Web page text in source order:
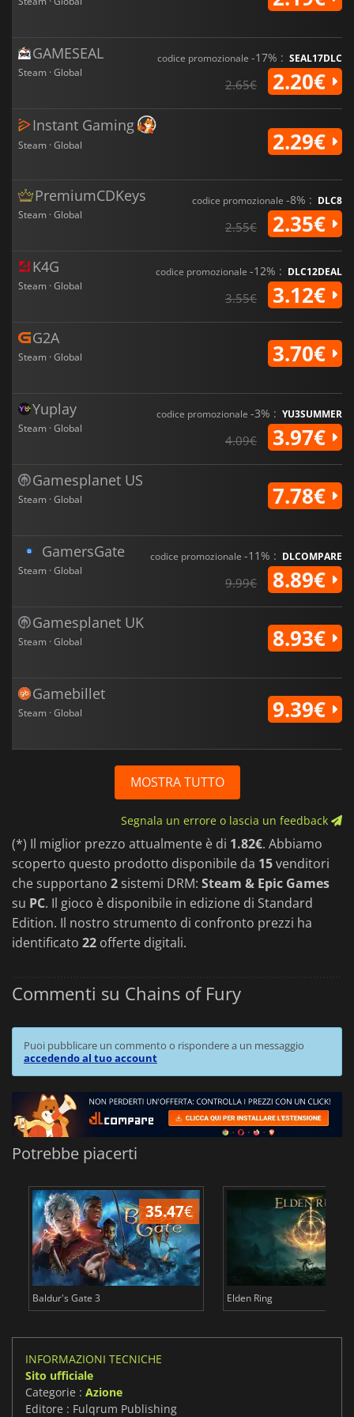
GAMESEAL
Steam · Global
codice promozionale -17% : SEAL17DLC
2.65€ 2.20€
Instant Gaming
Steam · Global 2.29€
PremiumCDKeys
Steam · Global
codice promozionale -8% : DLC8
2.55€ 2.35€
K4G
Steam · Global
codice promozionale -12% : DLC12DEAL
3.55€ 3.12€
G2A
Steam · Global 3.70€
Yuplay
Steam · Global
codice promozionale -3% : YU3SUMMER
4.09€ 3.97€
Gamesplanet US
Steam · Global 7.78€
GamersGate
Steam · Global
codice promozionale -11% : DLCOMPARE
9.99€ 8.89€
Gamesplanet UK
Steam · Global 8.93€
Gamebillet
Steam · Global 9.39€
MOSTRA TUTTO
Segnala un errore o lascia un feedback
(*) Il miglior prezzo attualmente è di 1.82€. Abbiamo
scoperto questo prodotto disponibile da 15venditori
che supportano 2 sistemi DRM: Steam & Epic Games
su PC. Il gioco è disponibile in edizione di Standard
Edition. Il nostro strumento di confronto prezzi ha
identificato 22 offerte digitali.
Commenti su Chains of Fury
Puoi pubblicare un commento o rispondere a un messaggio
accedendo al tuo account
Potrebbe piacerti
35.47€
Baldur's Gate 3 Elden Ring
INFORMAZIONI TECNICHE
Sito ufficiale
Categorie : Azione
Editore : Fulqrum Publishing